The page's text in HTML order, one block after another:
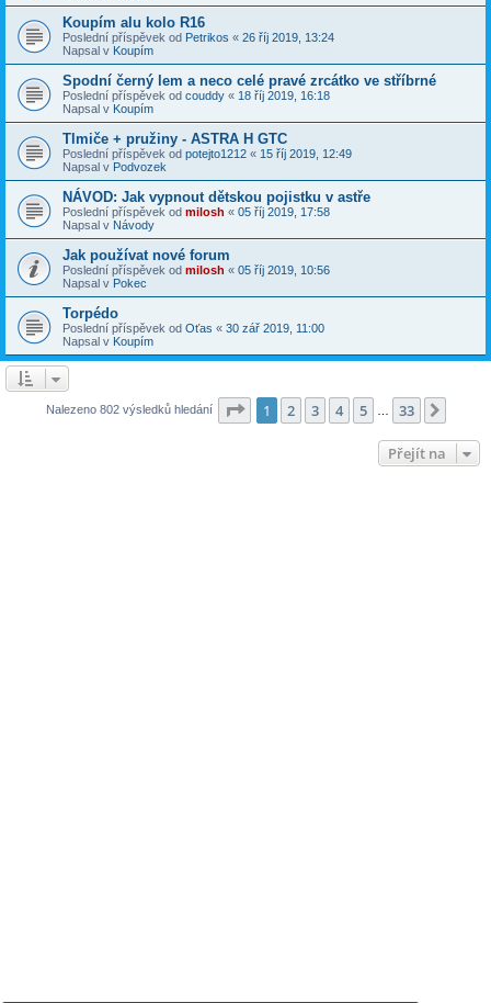
Koupím alu kolo R16
Poslední příspěvek od Petrikos « 26 říj 2019, 13:24
Napsal v Koupím
Spodní černý lem a neco celé pravé zrcátko ve stříbrné
Poslední příspěvek od couddy « 18 říj 2019, 16:18
Napsal v Koupím
Tlmiče + pružiny - ASTRA H GTC
Poslední příspěvek od potejto1212 « 15 říj 2019, 12:49
Napsal v Podvozek
NÁVOD: Jak vypnout dětskou pojistku v astře
Poslední příspěvek od milosh « 05 říj 2019, 17:58
Napsal v Návody
Jak používat nové forum
Poslední příspěvek od milosh « 05 říj 2019, 10:56
Napsal v Pokec
Torpédo
Poslední příspěvek od Oťas « 30 zář 2019, 11:00
Napsal v Koupím
Nalezeno 802 výsledků hledání Stránka z 33
1 2 3 4 5 33
Přejít na